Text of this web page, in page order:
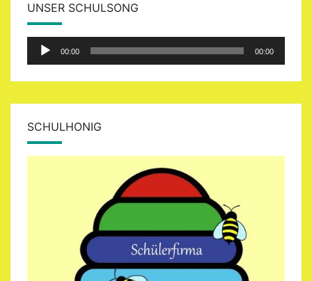
UNSER SCHULSONG
Audio-
Player
00:00 00:00
SCHULHONIG